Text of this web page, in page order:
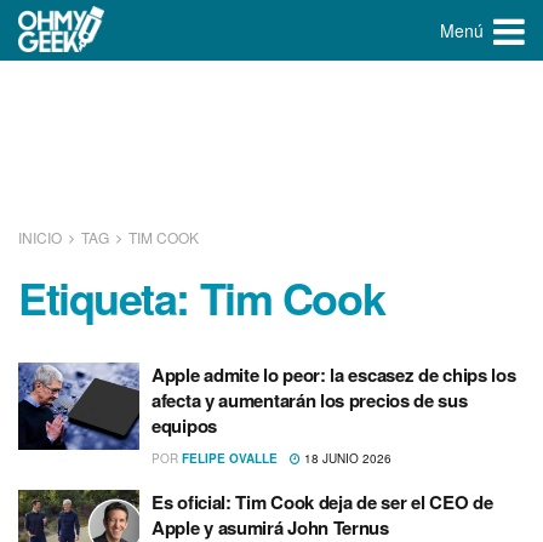
Menú
INICIO TAG TIM COOK
Etiqueta: Tim Cook
Apple admite lo peor: la escasez de chips los
afecta y aumentarán los precios de sus
equipos
POR FELIPE OVALLE 18 JUNIO 2026
Es oficial: Tim Cook deja de ser el CEO de
Apple y asumirá John Ternus